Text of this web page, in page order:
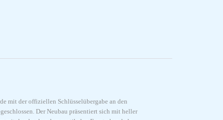
mit der offiziellen Schlüsselübergabe an den
Der Neubau präsentiert sich mit heller